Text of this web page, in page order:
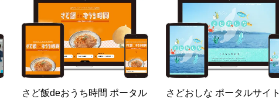
さど飯deおうち時間 ポータル
さどおしな ポータルサイト